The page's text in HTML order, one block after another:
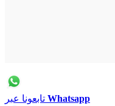
Whatsapp